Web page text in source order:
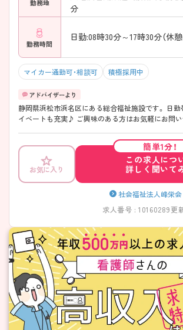
勤務地
分
勤務時間
日勤:08時30分～17時30分（休憩
マイカー通勤可・相談可 積極採用中
静岡県浜松市浜名区にある総合福祉施設です。 日
イベートも充実♪ ご興味のある方はお気軽にお問い
お気に入り
簡単1分！
この求人につ
詳しく聞いて
社会福祉法人峰栄
求人番号 : 10160289更